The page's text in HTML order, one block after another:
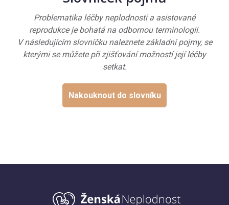
Problematika léčby neplodnosti a asistované
reprodukce je bohatá na odbornou terminologii.
V následujícím slovníčku naleznete základní pojmy, se
kterými se můžete při zjišťování možností její léčby
setkat.
Nakouknout do slovníku